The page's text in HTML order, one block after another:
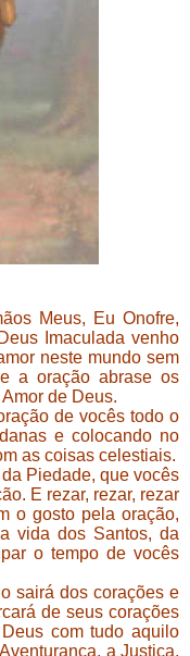
Meus, Eu Onofre,
Imaculada venho
neste mundo sem
a oração abrase os
de Deus.
de vocês todo o
e colocando no
as coisas celestiais.
Piedade, que vocês
E rezar, rezar, rezar
o gosto pela oração,
vida dos Santos, da
o tempo de vocês
sairá dos corações e
de seus corações
com tudo aquilo
a Justiça,